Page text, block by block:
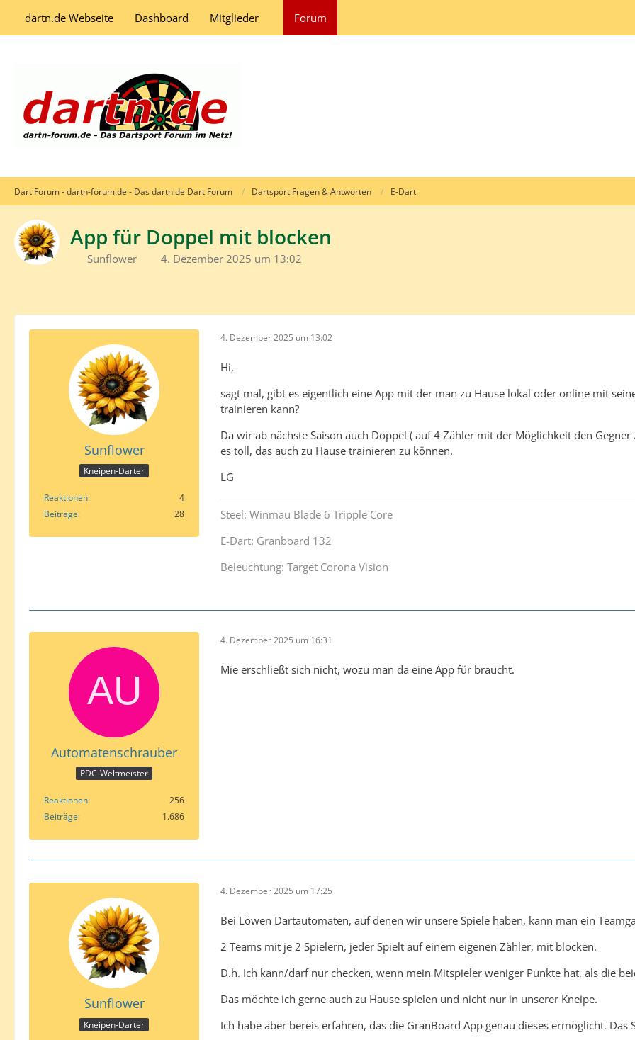
dartn.de Webseite Dashboard Mitglieder Forum
Dart Forum - dartn-forum.de - Das dartn.de Dart Forum Dartsport Fragen & Antworten E-Dart
App für Doppel mit blocken
Sunflower 4. Dezember 2025 um 13:02
Sunflower
Kneipen-Darter
Reaktionen
4
Beiträge
28
4. Dezember 2025 um 13:02
Hi,
sagt mal, gibt es eigentlich eine App mit der man zu Hause lokal oder online mit
trainieren kann?
Da wir ab nächste Saison auch Doppel ( auf 4 Zähler mit der Möglichkeit den
es toll, das auch zu Hause trainieren zu können.
LG
Steel: Winmau Blade 6 Tripple Core
E-Dart: Granboard 132
Beleuchtung: Target Corona Vision
Automatenschrauber
PDC-Weltmeister
Reaktionen
256
Beiträge
1.686
4. Dezember 2025 um 16:31
Mie erschließt sich nicht, wozu man da eine App für braucht.
Sunflower
Kneipen-Darter
4. Dezember 2025 um 17:25
Bei Löwen Dartautomaten, auf denen wir unsere Spiele haben, kann man ein
2 Teams mit je 2 Spielern, jeder Spielt auf einem eigenen Zähler, mit blocken.
D.h. Ich kann/darf nur checken, wenn mein Mitspieler weniger Punkte hat, als die
Das möchte ich gerne auch zu Hause spielen und nicht nur in unserer Kneipe.
Ich habe aber bereis erfahren, das die GranBoard App genau dieses ermöglicht. Das